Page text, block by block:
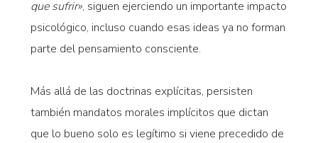
que sufrir», siguen ejerciendo un importante impacto
psicológico, incluso cuando esas ideas ya no forman
parte del pensamiento consciente.
Más allá de las doctrinas explícitas, persisten
también mandatos morales implícitos que dictan
que lo bueno solo es legítimo si viene precedido de